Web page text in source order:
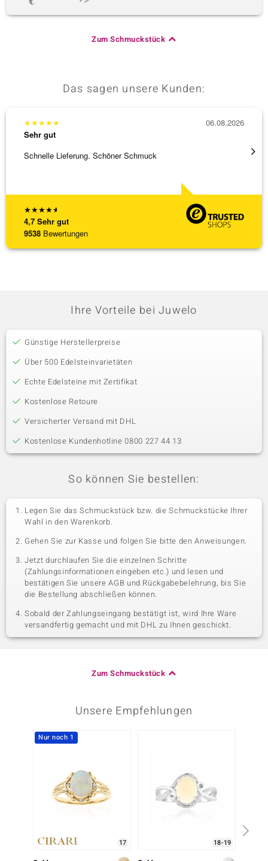
Zum Schmuckstück
Das sagen unsere Kunden:
★★★★★
4,7 Sehr gut
9538 Bewertungen
★★★★★
Sehr gut
Schnelle Lieferung. Schöner Schmuck
06.08.2026
Ihre Vorteile bei Juwelo
Günstige Herstellerpreise
Über 500 Edelsteinvarietäten
Echte Edelsteine mit Zertifikat
Kostenlose Retoure
Versicherter Versand mit DHL
Kostenlose Kundenhotline 0800 227 44 13
So können Sie bestellen:
Legen Sie das Schmuckstück bzw. die Schmuckstücke Ihrer
Wahl in den Warenkorb.
Gehen Sie zur Kasse und folgen Sie bitte den Anweisungen.
Jetzt durchlaufen Sie die einzelnen Schritte
(Zahlungsinformationen eingeben etc.) und lesen und
bestätigen Sie unsere AGB und Rückgabebelehrung, bis Sie
die Bestellung abschließen können.
Sobald der Zahlungseingang bestätigt ist, wird Ihre Ware
versandfertig gemacht und mit DHL zu Ihnen geschickt.
Zum Schmuckstück
Unsere Empfehlungen
Nur noch 1
17 18-19